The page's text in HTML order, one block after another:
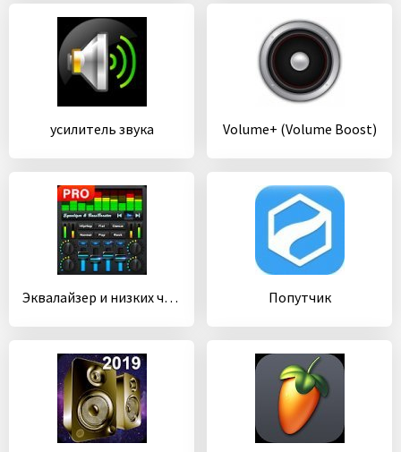
усилитель звука Volume+ (Volume Boost)
Эквалайзер и низких частот (Equalizer & Bass Booster) Попутчик